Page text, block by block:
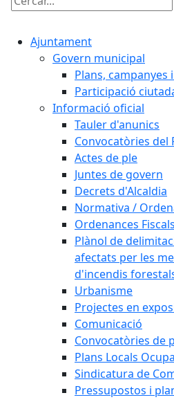
Cercar:
Ajuntament
Govern municipal
Plans, campanyes
Participació
Informació oficial
Tauler d'anunics
Convocatòries del
Actes de ple
Juntes de govern
Decrets d'Alcaldia
Normativa /
Ordenances Fiscals
Plànol de
afectats per les
d'incendis
Urbanisme
Projectes en
Comunicació
Convocatòries de
Plans Locals
Sindicatura de
Pressupostos i